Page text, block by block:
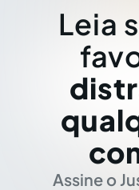
Leia
Assine o